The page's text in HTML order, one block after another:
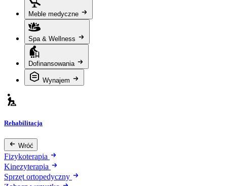
Meble medyczne
Spa & Wellness
Dofinansowania
Wynajem
Rehabilitacja
Wróć
Fizykoterapia
Kinezyterapia
Sprzęt ortopedyczny